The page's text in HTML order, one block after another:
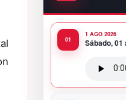
1 AGO 2026
Sábado,